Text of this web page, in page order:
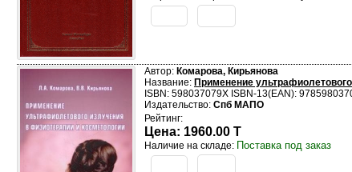
Автор: Комарова, Кирьянова
Название: Применение
ISBN: 598037079X ISBN-13(EAN):
Издательство: Спб МАПО
Рейтинг:
Цена: 1960.00 T
Наличие на складе: Поставка под заказ